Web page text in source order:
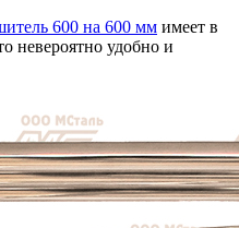
600 на 600 мм имеет в
невероятно удобно и